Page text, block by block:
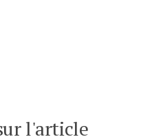
l'article